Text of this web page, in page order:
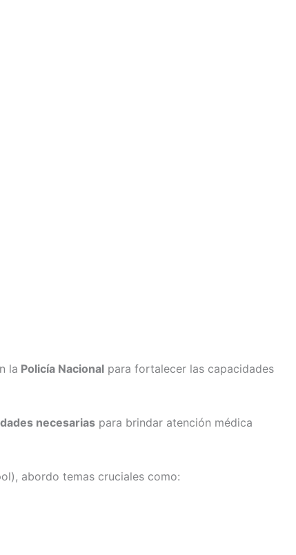
la Policía Nacional para fortalecer las capacidades
necesarias para brindar atención médica
abordo temas cruciales como: